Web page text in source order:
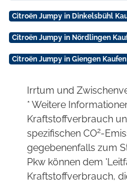
Citroën Jumpy in Dinkelsbühl
Citroën Jumpy in Nördlingen
Citroën Jumpy in Giengen
Irrtum und
* Weitere
Kraftstoffverbrauch
spezifischen CO2-
gegebenenfalls zum
Pkw können dem
Kraftstoffverbrauch,